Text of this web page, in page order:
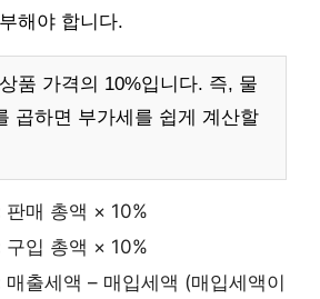
해야 합니다.
품 가격의 10%입니다. 즉, 물
곱하면 부가세를 쉽게 계산할
판매 총액 × 10%
구입 총액 × 10%
매출세액 – 매입세액 (매입세액이